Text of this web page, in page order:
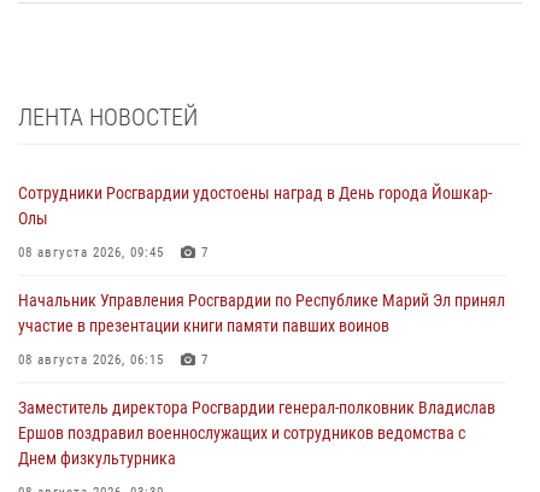
ЛЕНТА НОВОСТЕЙ
Сотрудники Росгвардии удостоены наград в День города Йошкар-
Олы
08 августа 2026, 09:45 7
Начальник Управления Росгвардии по Республике Марий Эл принял
участие в презентации книги памяти павших воинов
08 августа 2026, 06:15 7
Заместитель директора Росгвардии генерал-полковник Владислав
Ершов поздравил военнослужащих и сотрудников ведомства с
Днем физкультурника